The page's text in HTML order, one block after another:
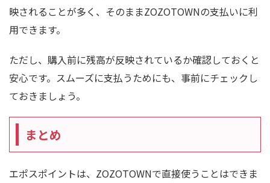
映されることが多く、そのままZOZOTOWNの支払いに利
用できます。
ただし、購入前に残高が反映されているか確認しておくと
安心です。スムーズに支払うためにも、事前にチェックし
ておきましょう。
まとめ
エポスポイントは、ZOZOTOWNで直接使うことはできま